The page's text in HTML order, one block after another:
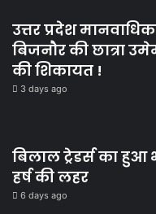
उत्तर प्रदेश
बिजनौर की छात्रा
की शिकायत !
3 days ago
बिलाल ट्रेडर्स का
हर्ष की लहर
6 days ago